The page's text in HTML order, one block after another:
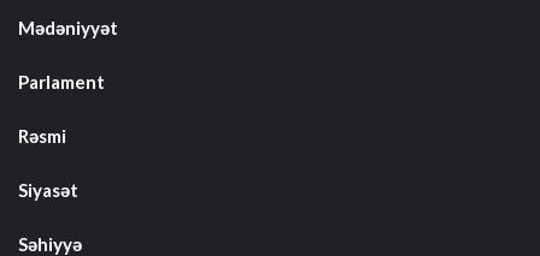
Mədəniyyət
Parlament
Rəsmi
Siyasət
Səhiyyə